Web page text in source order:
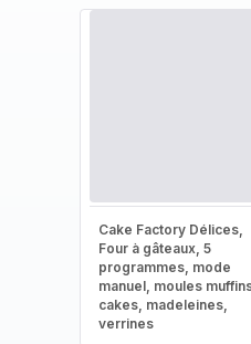
Cake Factory Délices,
Four à gâteaux, 5
programmes, mode
manuel, moules
cakes, madeleines,
verrines